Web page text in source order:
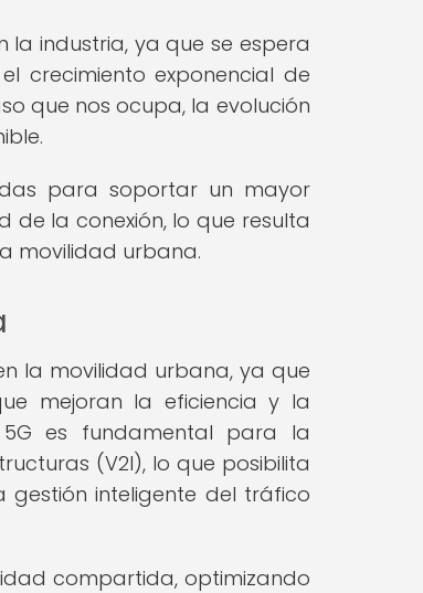
la industria, ya que se espera
crecimiento exponencial de
que nos ocupa, la evolución
para soportar un mayor
la conexión, lo que resulta
movilidad urbana.
la movilidad urbana, ya que
mejoran la eficiencia y la
es fundamental para la
(V2I), lo que posibilita
inteligente del tráfico
compartida, optimizando